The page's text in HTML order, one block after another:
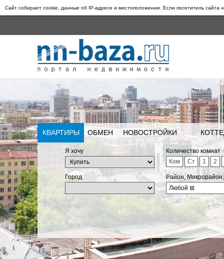
Сайт собирает cookie, данные об IP-адресе и местоположении. Если посетитель сайта
КВАРТИРЫ ОБМЕН НОВОСТРОЙКИ
Я хочу
Количество комнат
Ком
Ст 1 2
Город
Район,
Любой ⊞